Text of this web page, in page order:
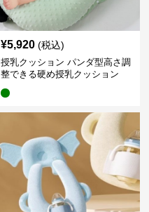
¥5,920 (税込)
授乳クッション パンダ型高さ調
整できる硬め授乳クッション